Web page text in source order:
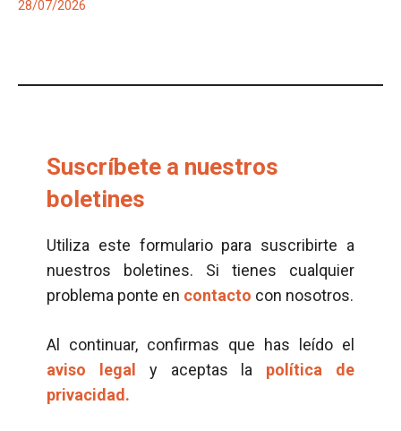
28/07/2026
Suscríbete a nuestros
boletines
Utiliza este formulario para suscribirte a
nuestros boletines. Si tienes cualquier
problema ponte en contacto con nosotros.
Al continuar, confirmas que has leído el
aviso legal
y aceptas la política de
privacidad.